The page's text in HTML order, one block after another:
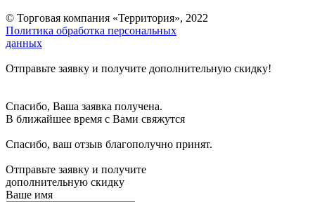
© Торговая компания «Территория», 2022
Политика обработка персональных
данных
Отправьте заявку и получите дополнительную скидку!
Спасибо, Ваша заявка получена.
В ближайшее время с Вами свяжутся
Спасибо, ваш отзыв благополучно принят.
Отправьте заявку и получите
дополнительную скидку
Ваше имя